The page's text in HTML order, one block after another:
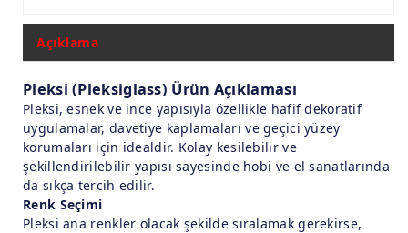
Açıklama
Pleksi (Pleksiglass) Ürün Açıklaması
Pleksi, esnek ve ince yapısıyla özellikle hafif dekoratif
uygulamalar, davetiye kaplamaları ve geçici yüzey
korumaları için idealdir. Kolay kesilebilir ve
şekillendirilebilir yapısı sayesinde hobi ve el sanatlarında
da sıkça tercih edilir.
Renk Seçimi
Pleksi ana renkler olacak şekilde sıralamak gerekirse,